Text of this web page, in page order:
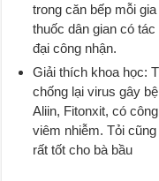
trong căn bếp mỗi
thuốc dân gian có
đại công nhận.
Giải thích khoa học:
chống lại virus gây
Aliin, Fitonxit, có
viêm nhiễm. Tỏi
rất tốt cho bà bầu